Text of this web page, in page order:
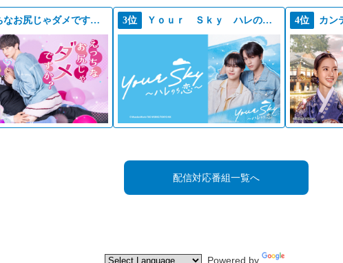
えっちなお尻じゃダメですか？ 3位 Ｙｏｕｒ Ｓｋｙ ハレのち恋 4位 カン
配信対応番組一覧へ
Powered by